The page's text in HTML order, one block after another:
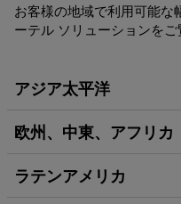
お客様の地域で利用可能
ーテル ソリューションをご
アジア太平洋
欧州、中東、アフリカ
ラテンアメリカ